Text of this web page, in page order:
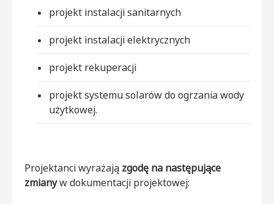
projekt instalacji sanitarnych
projekt instalacji elektrycznych
projekt rekuperacji
projekt systemu solarów do ogrzania wody
użytkowej.
Projektanci wyrażają zgodę na następujące
zmianyw dokumentacji projektowej: